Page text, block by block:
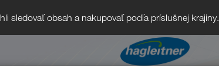
sledovať obsah a nakupovať podľa príslušnej krajiny.